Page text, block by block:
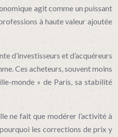
agit comme un puissant
à haute valeur ajoutée
d’investisseurs et d’acquéreurs
Ces acheteurs, souvent moins
monde » de Paris, sa stabilité
ne fait que modérer l’activité à
les corrections de prix y